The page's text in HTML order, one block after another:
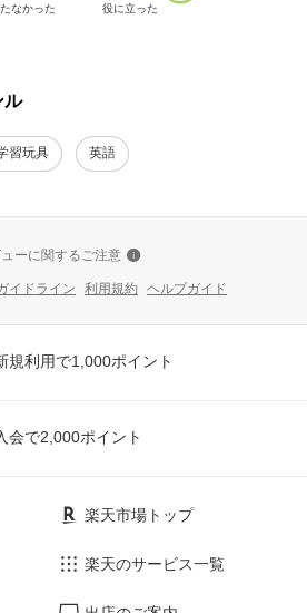
なかった 役に立った
ル
習玩具 英語
ューに関するご注意
イドライン 利用規約 ヘルプガイド
規利用で1,000ポイント
会で2,000ポイント
楽天市場トップ
楽天のサービス一覧